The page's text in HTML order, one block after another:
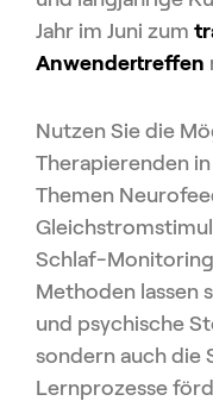
Jahr im Juni zum
Anwendertreffen
Nutzen Sie die
Therapierenden
Themen
Schlaf-
Methoden lassen
und psychische
sondern auch die
Lernprozesse